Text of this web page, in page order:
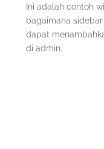
Ini adalah contoh
bagaimana
dapat
di admin.